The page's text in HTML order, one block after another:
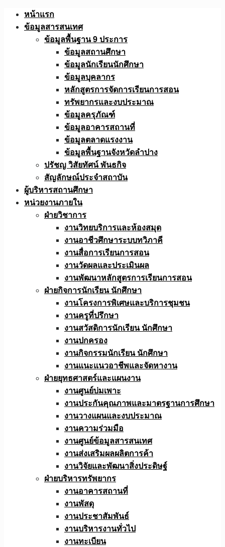
Skip
หน้าแรก
ข้อมูลสารสนเทศ
ข้อมูลพื้นฐาน 9 ประการ
ข้อมูลสถานศึกษา
ข้อมูลนักเรียนนักศึกษา
ข้อมูลบุคลากร
หลักสูตรการจัดการเรียนการสอน
ทรัพยากรและงบประมาณ
ข้อมูลครุภัณฑ์
ข้อมูลอาคารสถานที่
ข้อมูลตลาดแรงงาน
ข้อมูลพื้นฐานจังหวัดลำปาง
ปรัชญ วิสัยทัศน์ พันธกิจ
สัญลักษณ์ประจำสถาบัน
ผู้บริหารสถานศึกษา
หน่วยงานภายใน
ฝ่ายวิชาการ
งานวิทยบริการและห้องสมุด
งานอาชีวศึกษาระบบทวิภาคี
งานสื่อการเรียนการสอน
งานวัดผลและประเมินผล
งานพัฒนาหลักสูตรการเรียนการสอน
ฝ่ายกิจการนักเรียน นักศึกษา
งานโครงการพิเศษและบริการชุมชน
งานครูที่ปรึกษา
งานสวัสดิการนักเรียน นักศึกษา
งานปกครอง
งานกิจกรรมนักเรียน นักศึกษา
งานแนะแนวอาชีพและจัดหางาน
ฝ่ายยุทธศาสตร์และแผนงาน
งานศูนย์บ่มเพาะ
งานประกันคุณภาพและมาตรฐานการศึกษา
งานวางแผนและงบประมาณ
งานความร่วมมือ
งานศูนย์ข้อมูลสารสนเทศ
งานส่งเสริมผลผลิตการค้า
งานวิจัยและพัฒนาสิ่งประดิษฐ์
ฝ่ายบริหารทรัพยากร
งานอาคารสถานที่
งานพัสดุ
งานประชาสัมพันธ์
งานบริหารงานทั่วไป
งานทะเบียน